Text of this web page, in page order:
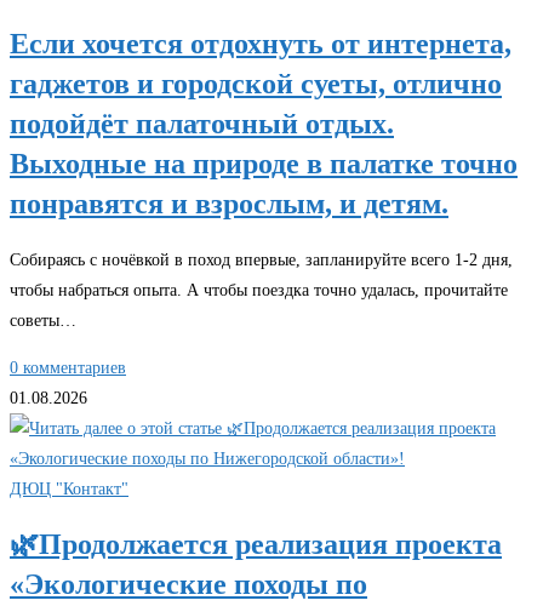
Если хочется отдохнуть от интернета,
гаджетов и городской суеты, отлично
подойдёт палаточный отдых.
Выходные на природе в палатке точно
понравятся и взрослым, и детям.
Собираясь с ночёвкой в поход впервые, запланируйте всего 1-2 дня,
чтобы набраться опыта. А чтобы поездка точно удалась, прочитайте
советы…
0 комментариев
01.08.2026
ДЮЦ "Контакт"
🌿Продолжается реализация проекта
«Экологические походы по